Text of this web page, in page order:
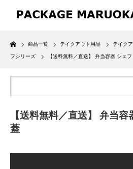
Home
商品一覧 テイクアウト用品 テイク
フシリーズ 【送料無料／直送】 弁当容器 シェ
【送料無料／直送】 弁当
蓋